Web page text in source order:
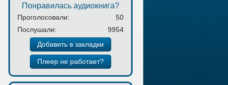
Понравилась аудиокнига?
Проголосовали:
50
Послушали:
9954
Добавить в закладки
Плеер не работает?